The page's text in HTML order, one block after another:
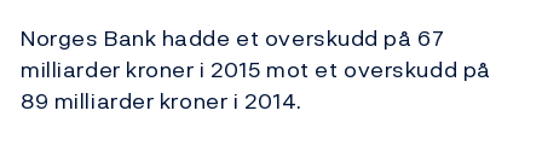
Norges Bank hadde et overskudd på 67
milliarder kroner i 2015 mot et overskudd på
89 milliarder kroner i 2014.